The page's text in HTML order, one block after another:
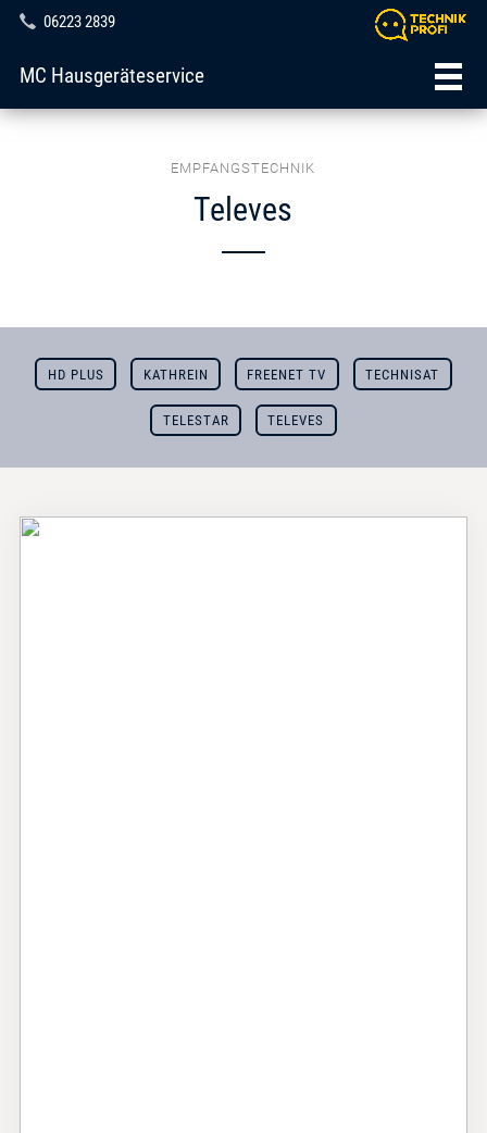
06223 2839
MC Hausgeräteservice
EMPFANGSTECHNIK
Televes
HD PLUS KATHREIN FREENET TV TECHNISAT
TELESTAR TELEVES